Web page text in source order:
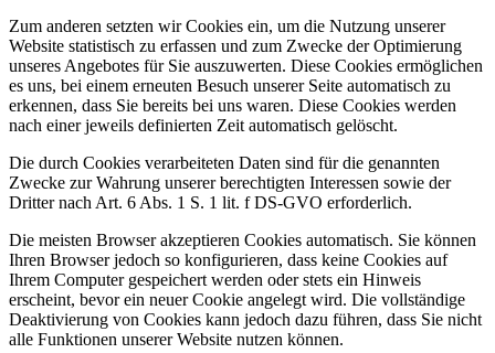
Zum anderen setzten wir Cookies ein, um die Nutzung unserer
Website statistisch zu erfassen und zum Zwecke der Optimierung
unseres Angebotes für Sie auszuwerten. Diese Cookies ermöglichen
es uns, bei einem erneuten Besuch unserer Seite automatisch zu
erkennen, dass Sie bereits bei uns waren. Diese Cookies werden
nach einer jeweils definierten Zeit automatisch gelöscht.
Die durch Cookies verarbeiteten Daten sind für die genannten
Zwecke zur Wahrung unserer berechtigten Interessen sowie der
Dritter nach Art. 6 Abs. 1 S. 1 lit. f DS-GVO erforderlich.
Die meisten Browser akzeptieren Cookies automatisch. Sie können
Ihren Browser jedoch so konfigurieren, dass keine Cookies auf
Ihrem Computer gespeichert werden oder stets ein Hinweis
erscheint, bevor ein neuer Cookie angelegt wird. Die vollständige
Deaktivierung von Cookies kann jedoch dazu führen, dass Sie nicht
alle Funktionen unserer Website nutzen können.